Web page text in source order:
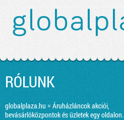
RÓLUNK
globalplaza.hu = Áruházláncok akciói,
bevásárlóközpontok és üzletek egy oldalon.